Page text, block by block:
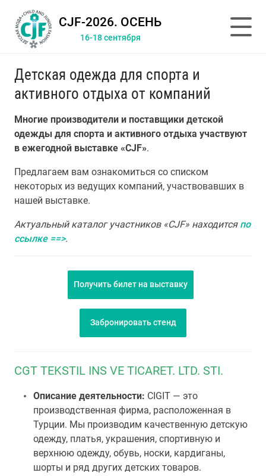
CJF-2026. ОСЕНЬ
16-18 сентября
Детская одежда для спорта и
активного отдыха от компаний
Многие производители и поставщики детской
одежды для спорта и активного отдыха участвуют
в ежегодной выставке «CJF».
Предлагаем вам ознакомиться со списком
некоторых из ведущих компаний, участвовавших в
нашей выставке.
Актуальный каталог участников «CJF» находится по
ссылке ==>.
Получить билет на выставку
Забронировать стенд
CGT TEKSTIL INS VE TICARET. LTD. STI.
Описание деятельности: CIGIT — это
производственная фирма, расположенная в
Турции. Мы производим качественную детскую
одежду, платья, украшения, спортивную и
верхнюю одежду, обувь, носки, кардиганы,
шорты и ряд других детских товаров.